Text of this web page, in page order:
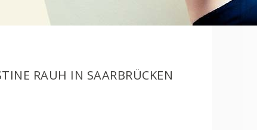
RAUH IN SAARBRÜCKEN